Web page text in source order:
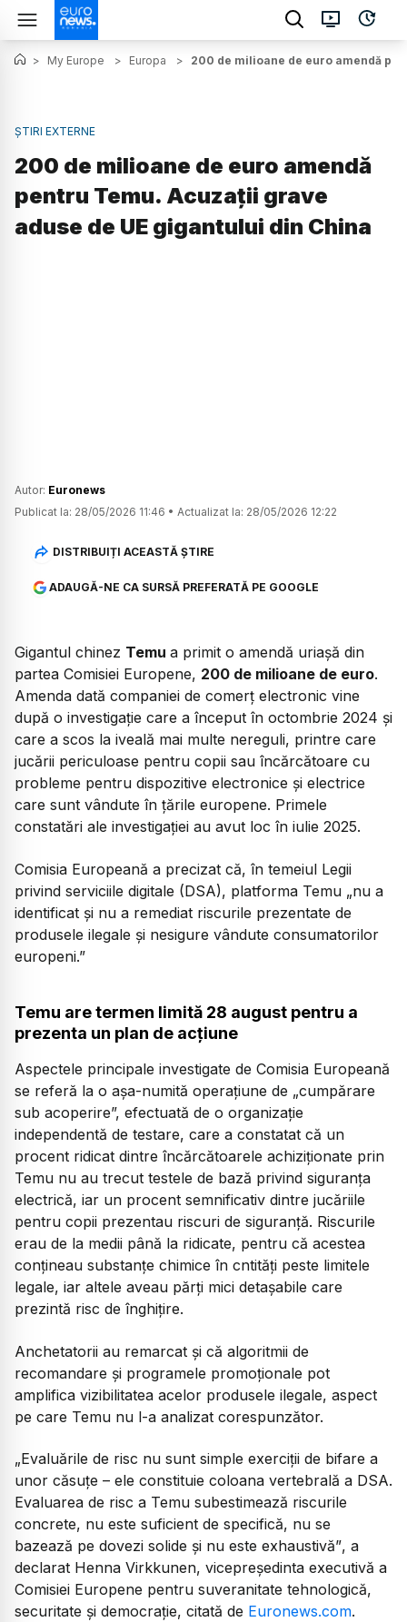
> My Europe > Europa > 200 de milioane de euro amendă
ȘTIRI EXTERNE
200 de milioane de euro amendă
pentru Temu. Acuzații grave
aduse de UE gigantului din China
Autor: Euronews
Publicat la: 28/05/2026 11:46 • Actualizat la: 28/05/2026 12:22
DISTRIBUIȚI ACEASTĂ ȘTIRE
ADAUGĂ-NE CA SURSĂ PREFERATĂ PE GOOGLE
Gigantul chinez Temu a primit o amendă uriașă din
partea Comisiei Europene, 200 de milioane de euro.
Amenda dată companiei de comerț electronic vine
după o investigație care a început în octombrie 2024 și
care a scos la iveală mai multe nereguli, printre care
jucării periculoase pentru copii sau încărcătoare cu
probleme pentru dispozitive electronice și electrice
care sunt vândute în țările europene. Primele
constatări ale investigației au avut loc în iulie 2025.
Comisia Europeană a precizat că, în temeiul Legii
privind serviciile digitale (DSA), platforma Temu „nu a
identificat și nu a remediat riscurile prezentate de
produsele ilegale și nesigure vândute consumatorilor
europeni.”
Temu are termen limită 28 august pentru a
prezenta un plan de acțiune
Aspectele principale investigate de Comisia Europeană
se referă la o așa-numită operațiune de „cumpărare
sub acoperire”, efectuată de o organizație
independentă de testare, care a constatat că un
procent ridicat dintre încărcătoarele achiziționate prin
Temu nu au trecut testele de bază privind siguranța
electrică, iar un procent semnificativ dintre jucăriile
pentru copii prezentau riscuri de siguranță. Riscurile
erau de la medii până la ridicate, pentru că acestea
conțineau substanțe chimice în cntități peste limitele
legale, iar altele aveau părți mici detașabile care
prezintă risc de înghițire.
Anchetatorii au remarcat și că algoritmii de
recomandare și programele promoționale pot
amplifica vizibilitatea acelor produsele ilegale, aspect
pe care Temu nu l-a analizat corespunzător.
„Evaluările de risc nu sunt simple exerciții de bifare a
unor căsuțe – ele constituie coloana vertebrală a DSA.
Evaluarea de risc a Temu subestimează riscurile
concrete, nu este suficient de specifică, nu se
bazează pe dovezi solide și nu este exhaustivă”, a
declarat Henna Virkkunen, vicepreședinta executivă a
Comisiei Europene pentru suveranitate tehnologică,
securitate și democrație, citată de Euronews.com.